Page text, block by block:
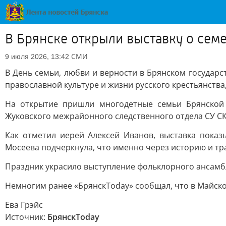
В Брянске открыли выставку о
9 июля 2026, 13:42 СМИ
В День семьи, любви и верности в Брянском
православной культуре и жизни русского
На открытие пришли многодетные семьи
Жуковского межрайонного следственного отдела СУ
Как отметил иерей Алексей Иванов, выставка
Мосеева подчеркнула, что именно через историю и
Праздник украсило выступление фольклорного
Немногим ранее «БрянскToday» сообщал, что в
Ева Грэйс
Источник: БрянскToday